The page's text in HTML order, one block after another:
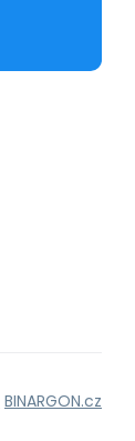
BINARGON.cz